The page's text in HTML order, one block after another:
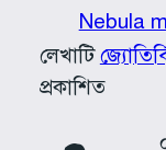
Nebula
লেখাটি
প্রকাশিত